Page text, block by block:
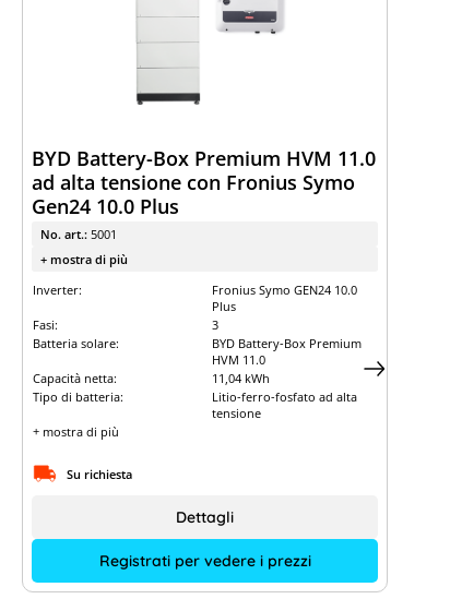
BYD Battery-Box Premium HVM 11.0
ad alta tensione con Fronius Symo
Gen24 10.0 Plus
No. art.: 5001
+ mostra di più
Inverter:
Fronius Symo GEN24 10.0
Plus
Fasi:
3
Batteria solare:
BYD Battery-Box Premium
HVM 11.0
Capacità netta:
11,04 kWh
Tipo di batteria:
Litio-ferro-fosfato ad alta
tensione
+ mostra di più
Su richiesta
Registrati per vedere i prezzi
Dettagli